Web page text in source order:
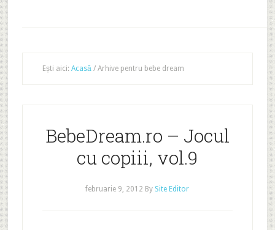
Ești aici: Acasă /Arhive pentru bebe dream
BebeDream.ro – Jocul
cu copiii, vol.9
februarie 9, 2012 By Site Editor